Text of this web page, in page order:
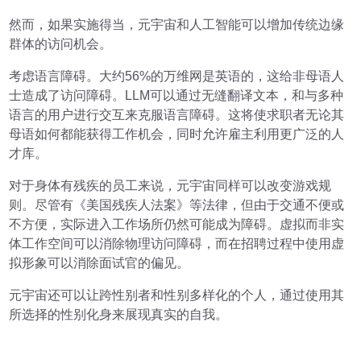
然而，如果实施得当，元宇宙和人工智能可以增加传统边缘
群体的访问机会。
考虑语言障碍。大约56%的万维网是英语的，这给非母语人
士造成了访问障碍。LLM可以通过无缝翻译文本，和与多种
语言的用户进行交互来克服语言障碍。这将使求职者无论其
母语如何都能获得工作机会，同时允许雇主利用更广泛的人
才库。
对于身体有残疾的员工来说，元宇宙同样可以改变游戏规
则。尽管有《美国残疾人法案》等法律，但由于交通不便或
不方便，实际进入工作场所仍然可能成为障碍。虚拟而非实
体工作空间可以消除物理访问障碍，而在招聘过程中使用虚
拟形象可以消除面试官的偏见。
元宇宙还可以让跨性别者和性别多样化的个人，通过使用其
所选择的性别化身来展现真实的自我。